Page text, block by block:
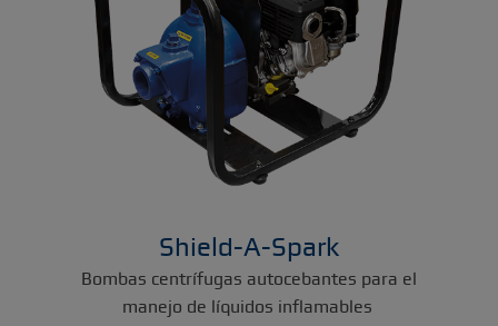
Shield-A-Spark
Bombas centrífugas autocebantes para el
manejo de líquidos inflamables